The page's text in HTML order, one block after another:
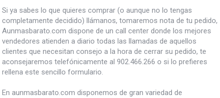
Si ya sabes lo que quieres comprar (o aunque no lo tengas
completamente decidido) llámanos, tomaremos nota de tu pedido,
Aunmasbarato.com dispone de un call center donde los mejores
vendedores atienden a diario todas las llamadas de aquellos
clientes que necesitan consejo a la hora de cerrar su pedido, te
aconsejaremos telefónicamente al 902.466.266 o si lo prefieres
rellena este sencillo formulario.
En aunmasbarato.com disponemos de gran variedad de